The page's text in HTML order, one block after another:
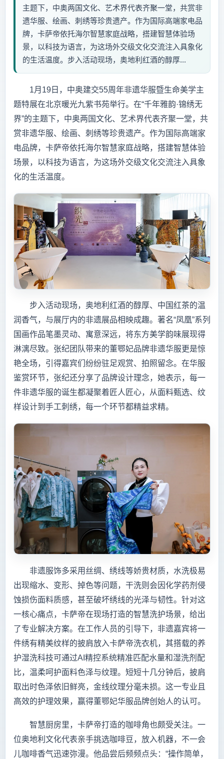
主题下，中奥两国文化、艺术界代表齐聚一堂，共赏非
遗华服、绘画、刺绣等珍贵遗产。作为国际高端家电品
牌，卡萨帝依托海尔智慧家庭战略，搭建智慧体验场
景，以科技为语言，为这场外交级文化交流注入具象化
的生活温度。步入活动现场，奥地利红酒的醇厚...
1月19日，中奥建交55周年非遗华服暨生命美学主
题特展在北京暖光九紫书苑举行。在“千年雅韵·锦绣无
界”的主题下，中奥两国文化、艺术界代表齐聚一堂，共
赏非遗华服、绘画、刺绣等珍贵遗产。作为国际高端家
电品牌，卡萨帝依托海尔智慧家庭战略，搭建智慧体验
场景，以科技为语言，为这场外交级文化交流注入具象
化的生活温度。
步入活动现场，奥地利红酒的醇厚、中国红茶的温
润香气，与展厅内的非遗展品相映成趣。著名“凤凰”系列
国画作品笔墨灵动、寓意深远，将东方美学韵味展现得
淋漓尽致。张纪团队带来的董鄂妃品牌非遗华服更是惊
艳全场，引得嘉宾们纷纷驻足观赏、拍照留念。在华服
鉴赏环节，张纪还分享了品牌设计理念，她表示，每一
件非遗华服的诞生都凝聚着匠人匠心，从面料甄选、纹
样设计到手工刺绣，每一个环节都精益求精。
非遗服饰多采用丝绸、绣线等娇贵材质，水洗极易
出现缩水、变形、掉色等问题，干洗则会因化学药剂侵
蚀损伤面料质感，甚至破坏绣线的光泽与韧性。针对这
一核心痛点，卡萨帝在现场打造的智慧洗护场景，给出
了专业解决方案。在工作人员的引导下，非遗嘉宾将一
件绣有精美纹样的披肩放入卡萨帝洗衣机，其搭载的养
护湿洗科技可通过AI精控系统精准匹配水量和湿洗剂配
比，温柔呵护面料色泽与纹理。短短十几分钟后，披肩
取出时色泽依旧鲜亮，金线纹理分毫未损。这一专业且
高效的护理效果，赢得董鄂妃华服品牌创始人的认可。
智慧厨房里，卡萨帝打造的咖啡角也颇受关注。一
位奥地利文化代表亲手挑选咖啡豆，放入机器，不一会
儿咖啡香气迅速弥漫。他品尝后频频点头：“操作简单，